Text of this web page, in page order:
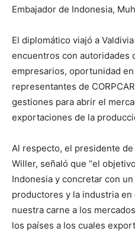
Embajador de Indonesia,
El diplomático viajó a
encuentros con autoridades
empresarios, oportunidad
representantes de
gestiones para abrir el
exportaciones de la
Al respecto, el presidente
Willer, señaló que “el
Indonesia y concretar con
productores y la industria
nuestra carne a los
los países a los cuales